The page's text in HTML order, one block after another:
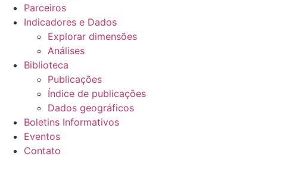
Parceiros
Indicadores e Dados
Explorar dimensões
Análises
Biblioteca
Publicações
Índice de publicações
Dados geográficos
Boletins Informativos
Eventos
Contato